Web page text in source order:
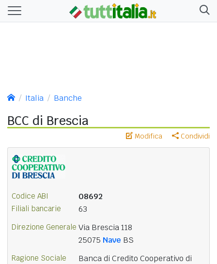
Italia Banche
BCC di Brescia
Modifica Condividi
Codice ABI 08692
Filiali bancarie 63
Direzione Generale Via Brescia 118
25075 Nave BS
Ragione Sociale
Banca di Credito Cooperativo di